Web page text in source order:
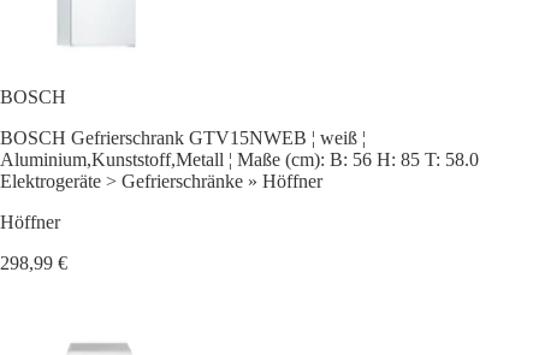
BOSCH
BOSCH Gefrierschrank GTV15NWEB ¦ weiß ¦
Aluminium,Kunststoff,Metall ¦ Maße (cm): B: 56 H: 85 T: 58.0
Elektrogeräte > Gefrierschränke » Höffner
Höffner
298,99 €